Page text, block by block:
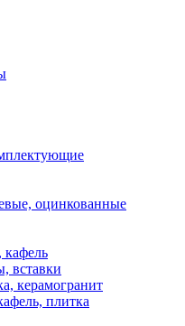
оцинкованные
кафель
вставки
керамогранит
плитка